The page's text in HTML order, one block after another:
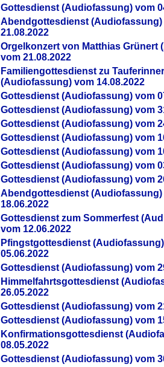
Gottesdienst (Audiofassung) vom
Abendgottesdienst (Audiofassung)
21.08.2022
Orgelkonzert von Matthias Grünert
vom 21.08.2022
Familiengottesdienst zu
(Audiofassung) vom 14.08.2022
Gottesdienst (Audiofassung) vom
Gottesdienst (Audiofassung) vom
Gottesdienst (Audiofassung) vom
Gottesdienst (Audiofassung) vom
Gottesdienst (Audiofassung) vom
Gottesdienst (Audiofassung) vom
Gottesdienst (Audiofassung) vom
Abendgottesdienst (Audiofassung)
18.06.2022
Gottesdienst zum Sommerfest
vom 12.06.2022
Pfingstgottesdienst
05.06.2022
Gottesdienst (Audiofassung) vom
Himmelfahrtsgottesdienst
26.05.2022
Gottesdienst (Audiofassung) vom
Gottesdienst (Audiofassung) vom
Konfirmationsgottesdienst
08.05.2022
Gottesdienst (Audiofassung) vom